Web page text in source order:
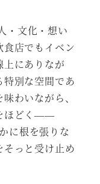
・文化・想い
店でもイベン
上にありなが
特別な空間であ
わいながら、
ほどく——
に根を張りな
っと受け止め